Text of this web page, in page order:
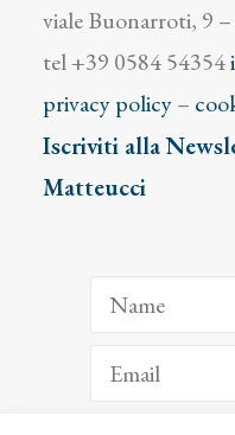
viale Buonarroti, 9
tel +39 0584 54354
privacy policy–
Iscriviti alla
Matteucci